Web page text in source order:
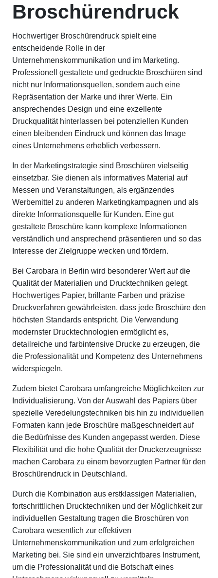
Broschürendruck
Hochwertiger Broschürendruck spielt eine
entscheidende Rolle in der
Unternehmenskommunikation und im Marketing.
Professionell gestaltete und gedruckte Broschüren sind
nicht nur Informationsquellen, sondern auch eine
Repräsentation der Marke und ihrer Werte. Ein
ansprechendes Design und eine exzellente
Druckqualität hinterlassen bei potenziellen Kunden
einen bleibenden Eindruck und können das Image
eines Unternehmens erheblich verbessern.
In der Marketingstrategie sind Broschüren vielseitig
einsetzbar. Sie dienen als informatives Material auf
Messen und Veranstaltungen, als ergänzendes
Werbemittel zu anderen Marketingkampagnen und als
direkte Informationsquelle für Kunden. Eine gut
gestaltete Broschüre kann komplexe Informationen
verständlich und ansprechend präsentieren und so das
Interesse der Zielgruppe wecken und fördern.
Bei Carobara in Berlin wird besonderer Wert auf die
Qualität der Materialien und Drucktechniken gelegt.
Hochwertiges Papier, brillante Farben und präzise
Druckverfahren gewährleisten, dass jede Broschüre den
höchsten Standards entspricht. Die Verwendung
modernster Drucktechnologien ermöglicht es,
detailreiche und farbintensive Drucke zu erzeugen, die
die Professionalität und Kompetenz des Unternehmens
widerspiegeln.
Zudem bietet Carobara umfangreiche Möglichkeiten zur
Individualisierung. Von der Auswahl des Papiers über
spezielle Veredelungstechniken bis hin zu individuellen
Formaten kann jede Broschüre maßgeschneidert auf
die Bedürfnisse des Kunden angepasst werden. Diese
Flexibilität und die hohe Qualität der Druckerzeugnisse
machen Carobara zu einem bevorzugten Partner für den
Broschürendruck in Deutschland.
Durch die Kombination aus erstklassigen Materialien,
fortschrittlichen Drucktechniken und der Möglichkeit zur
individuellen Gestaltung tragen die Broschüren von
Carobara wesentlich zur effektiven
Unternehmenskommunikation und zum erfolgreichen
Marketing bei. Sie sind ein unverzichtbares Instrument,
um die Professionalität und die Botschaft eines